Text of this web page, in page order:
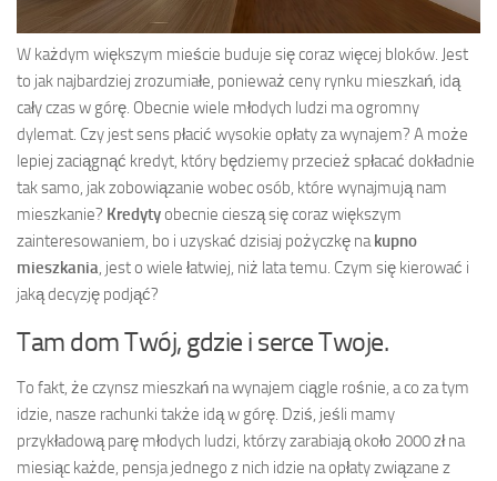
W każdym większym mieście buduje się coraz więcej bloków. Jest
to jak najbardziej zrozumiałe, ponieważ ceny rynku mieszkań, idą
cały czas w górę. Obecnie wiele młodych ludzi ma ogromny
dylemat. Czy jest sens płacić wysokie opłaty za wynajem? A może
lepiej zaciągnąć kredyt, który będziemy przecież spłacać dokładnie
tak samo, jak zobowiązanie wobec osób, które wynajmują nam
mieszkanie? Kredytyobecnie cieszą się coraz większym
zainteresowaniem, bo i uzyskać dzisiaj pożyczkę nakupno
mieszkania, jest o wiele łatwiej, niż lata temu. Czym się kierować i
jaką decyzję podjąć?
Tam dom Twój, gdzie i serce Twoje.
To fakt, że czynsz mieszkań na wynajem ciągle rośnie, a co za tym
idzie, nasze rachunki także idą w górę. Dziś, jeśli mamy
przykładową parę młodych ludzi, którzy zarabiają około 2000 zł na
miesiąc każde, pensja jednego z nich idzie na opłaty związane z